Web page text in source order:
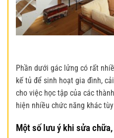
Phần dưới gác lửng có rất
kế tủ để sinh hoạt gia đình,
cho việc học tập của các
hiện nhiều chức năng khác
Một số lưu ý khi sửa